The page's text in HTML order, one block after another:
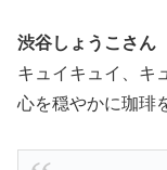
渋谷しょうこさん
キュイキュイ、キ
心を穏やかに珈琲